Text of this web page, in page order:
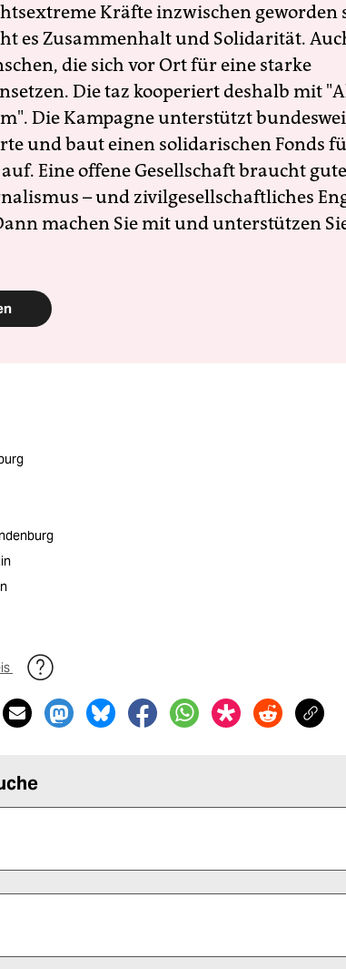
Kräfte inzwischen geworden
es Zusammenhalt und Solidarität.
die sich vor Ort für eine starke
Die taz kooperiert deshalb mit
Die Kampagne unterstützt
und baut einen solidarischen Fonds
Eine offene Gesellschaft braucht
– und zivilgesellschaftliches
machen Sie mit und unterstützen